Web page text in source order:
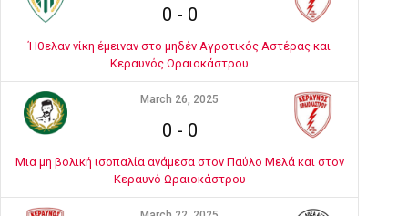
0 - 0
Ήθελαν νίκη έμειναν στο μηδέν Αγροτικός Αστέρας και
Κεραυνός Ωραιοκάστρου
March 26, 2025
0 - 0
Μια μη βολική ισοπαλία ανάμεσα στον Παύλο Μελά και στον
Κεραυνό Ωραιοκάστρου